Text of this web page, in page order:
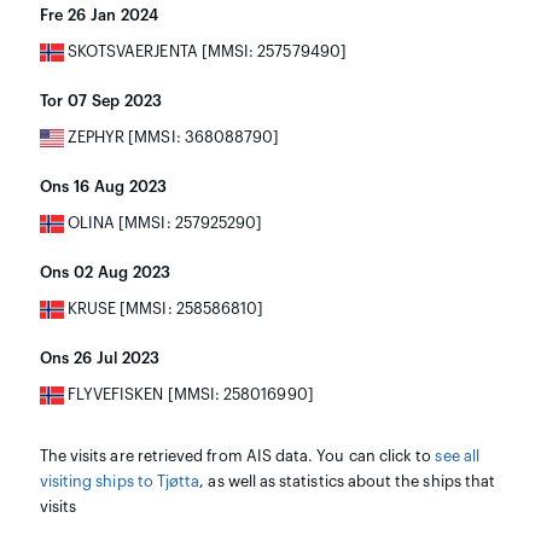
Fre 26 Jan 2024
SKOTSVAERJENTA [MMSI: 257579490]
Tor 07 Sep 2023
ZEPHYR [MMSI: 368088790]
Ons 16 Aug 2023
OLINA [MMSI: 257925290]
Ons 02 Aug 2023
KRUSE [MMSI: 258586810]
Ons 26 Jul 2023
FLYVEFISKEN [MMSI: 258016990]
The visits are retrieved from AIS data. You can click tosee all
visiting ships to Tjøtta, as well as statistics about the ships that
visits